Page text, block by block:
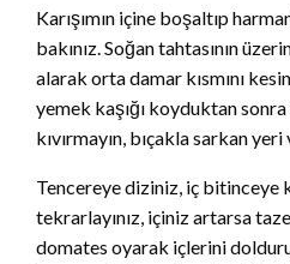
Karışımın içine boşaltıp
bakınız. Soğan tahtasının
alarak orta damar kısmını
yemek kaşığı koyduktan sonra
kıvırmayın, bıçakla sarkan
Tencereye diziniz, iç bitinceye
tekrarlayınız, içiniz artarsa
domates oyarak içlerini